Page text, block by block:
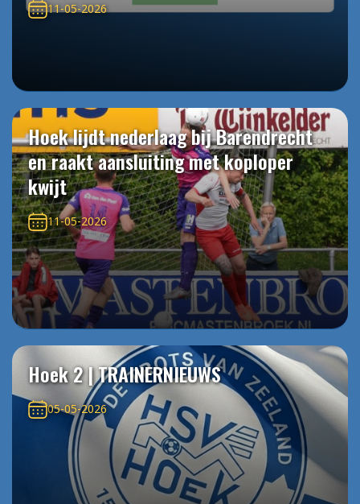
11-05-2026
Hoek lijdt nederlaag bij Barendrecht
en raakt aansluiting met koploper
kwijt
11-05-2026
Hoek 2 | TRAINERNIEUWS
05-05-2026